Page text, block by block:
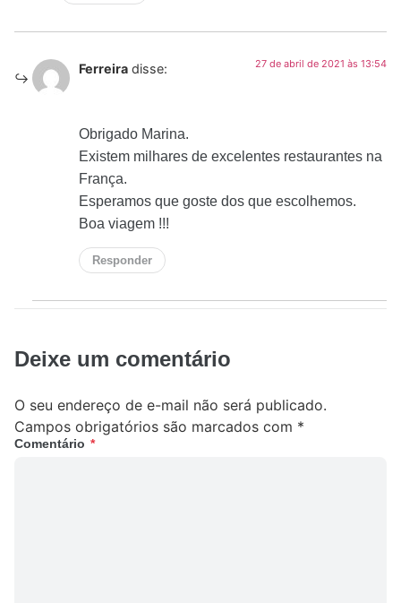
Ferreira disse: 27 de abril de 2021 às 13:54
Obrigado Marina.
Existem milhares de excelentes restaurantes na
França.
Esperamos que goste dos que escolhemos.
Boa viagem !!!
Responder
Deixe um comentário
O seu endereço de e-mail não será publicado.
Campos obrigatórios são marcados com *
Comentário *